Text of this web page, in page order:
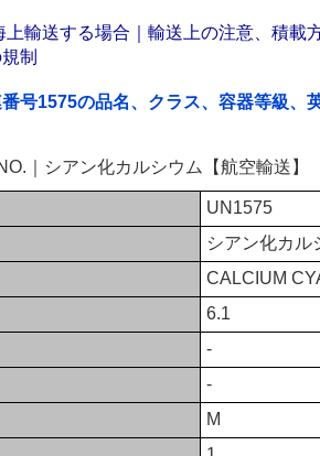
上輸送する場合｜輸送上の注意、積載
制
号1575の品名、クラス、容器等級、
｜シアン化カルシウム【航空輸送】
UN1575
シアン化カル
CALCIUM
6.1
-
-
M